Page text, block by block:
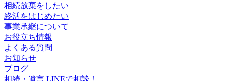
相続放棄をしたい
終活をはじめたい
事業承継について
お役立ち情報
よくある質問
お知らせ
ブログ
相続・遺言 LINEで相談！